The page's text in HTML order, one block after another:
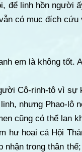
để linh hồn người
có mục đích cứu
em là không tốt.
Cô-rinh-tô vì sự
nhưng Phao-lô
cũng có thể lan
hư hoại cả Hội
nhận trong thân